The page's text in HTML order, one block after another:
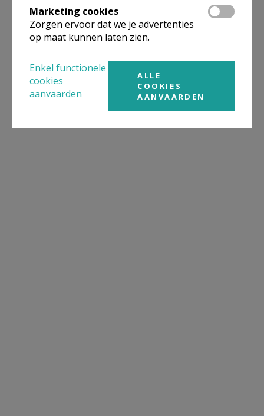
Marketing cookies
Zorgen ervoor dat we je advertenties
op maat kunnen laten zien.
Enkel functionele
cookies
aanvaarden
ALLE
COOKIES
AANVAARDEN